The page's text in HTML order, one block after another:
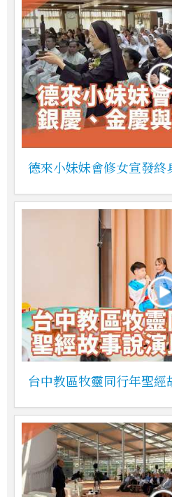
德來小妹妹會修女宣發終
台中教區牧靈同行年聖經